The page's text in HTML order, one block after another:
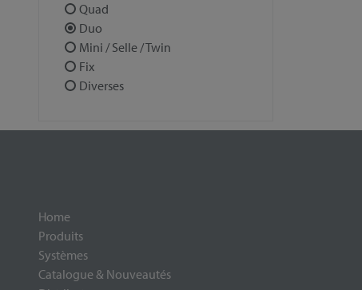
Quad
Duo
Mini / Selle / Twin
Fix
Diverses
Home
Produits
Systèmes
Catalogue & Nouveautés